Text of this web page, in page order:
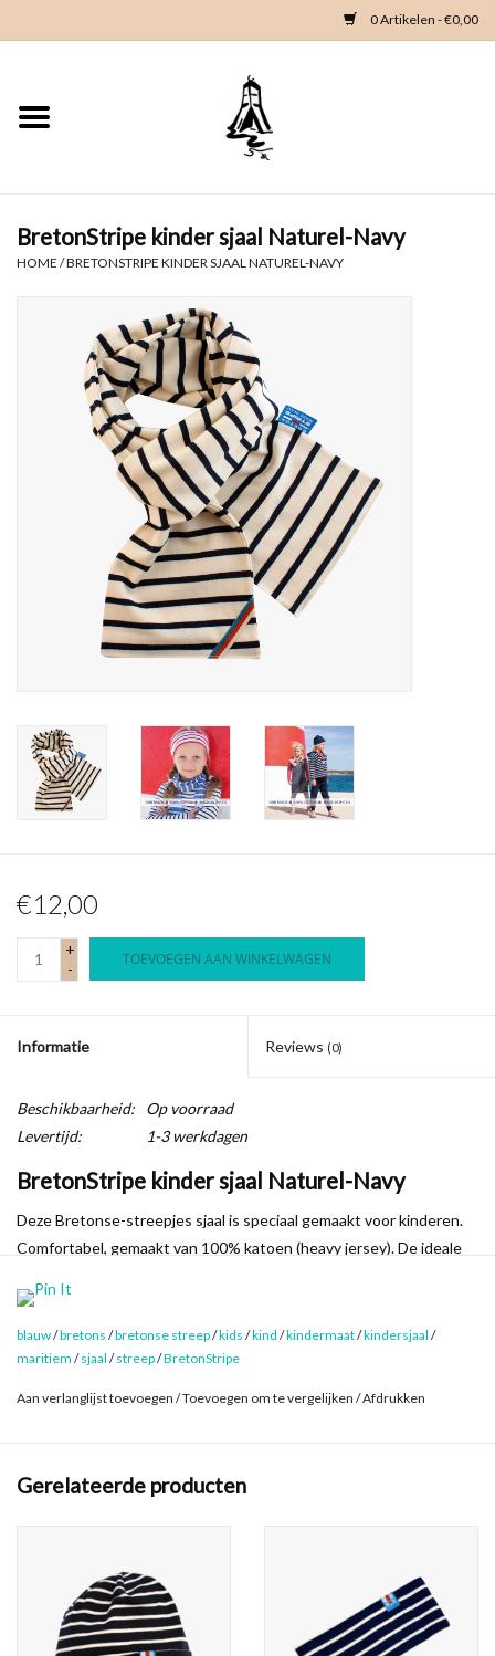
0 Artikelen - €0,00
Home
Kleding
Waterkaart
Duikgidsen
Waterproof tassen
BretonStripe kinder sjaal Naturel-Navy
HOME /BRETONSTRIPE KINDER SJAAL NATUREL-NAVY
€12,00
+
-
TOEVOEGEN AAN WINKELWAGEN
Informatie Reviews (0)
Beschikbaarheid:
Op voorraad
Levertijd:
1-3 werkdagen
BretonStripe kinder sjaal Naturel-Navy
Deze Bretonse-streepjes sjaal is speciaal gemaakt voor kinderen.
Comfortabel, gemaakt van 100% katoen (heavy jersey). De ideale
natuurlijk ook fijn bij het buitenspelen of een boswandeling!
De kindersjaals van BretonStripe worden op een eerlijke manier
geproduceerd met natuurlijke materialen, net als alle andere
artikelen van het merk. De streepjes sjaals zijn er in veel
De kindersjaal van BretonStripe is 13 cm breed en 125 cm lang.
blauw/bretons /bretonse streep/kids /kind /kindermaat/kindersjaal /
maritiem /sjaal /streep/BretonStripe
Aan verlanglijst toevoegen /Toevoegen om te vergelijken /Afdrukken
Gerelateerde producten